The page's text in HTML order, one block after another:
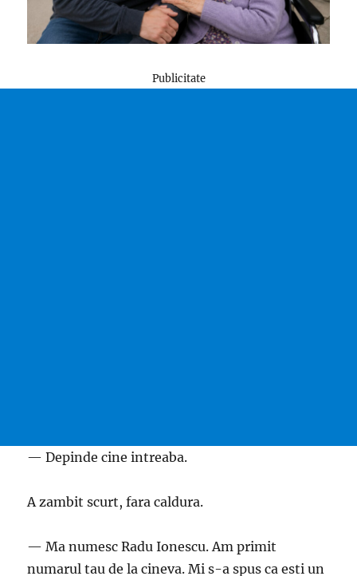
Publicitate
— Depinde cine intreaba.
A zambit scurt, fara caldura.
— Ma numesc Radu Ionescu. Am primit
numarul tau de la cineva. Mi s-a spus ca esti un